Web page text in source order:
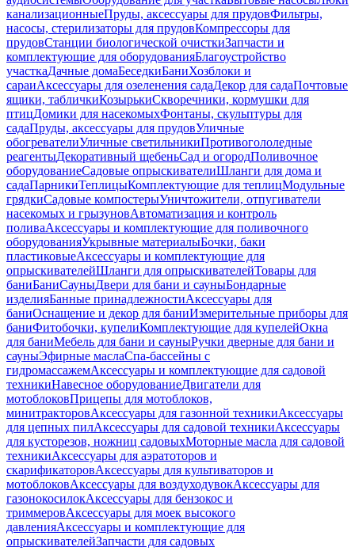
канализационныеПруды, аксессуары для прудовФильтры,
насосы, стерилизаторы для прудовКомпрессоры для
прудовСтанции биологической очисткиЗапчасти и
комплектующие для оборудованияБлагоустройство
участкаДачные домаБеседкиБаниХозблоки и
сараиАксессуары для озеленения садаДекор для садаПочтовые
ящики, табличкиКозырькиСкворечники, кормушки для
птицДомики для насекомыхФонтаны, скульптуры для
садаПруды, аксессуары для прудовУличные
обогревателиУличные светильникиПротивогололедные
реагентыДекоративный щебеньСад и огородПоливочное
оборудованиеСадовые опрыскивателиШланги для дома и
садаПарникиТеплицыКомплектующие для теплицМодульные
грядкиСадовые компостерыУничтожители, отпугиватели
насекомых и грызуновАвтоматизация и контроль
поливаАксессуары и комплектующие для поливочного
оборудованияУкрывные материалыБочки, баки
пластиковыеАксессуары и комплектующие для
опрыскивателейШланги для опрыскивателейТовары для
баниБаниСауныДвери для бани и сауныБондарные
изделияБанные принадлежностиАксессуары для
баниОснащение и декор для баниИзмерительные приборы для
баниФитобочки, купелиКомплектующие для купелейОкна
для баниМебель для бани и сауныРучки дверные для бани и
сауныЭфирные маслаСпа-бассейны с
гидромассажемАксессуары и комплектующие для садовой
техникиНавесное оборудованиеДвигатели для
мотоблоковПрицепы для мотоблоков,
минитракторовАксессуары для газонной техникиАксессуары
для цепных пилАксессуары для садовой техникиАксессуары
для кусторезов, ножниц садовыхМоторные масла для садовой
техникиАксессуары для аэратоторов и
скарификаторовАксессуары для культиваторов и
мотоблоковАксессуары для воздуходувокАксессуары для
газонокосилокАксессуары для бензокос и
триммеровАксессуары для моек высокого
давленияАксессуары и комплектующие для
опрыскивателейЗапчасти для садовых